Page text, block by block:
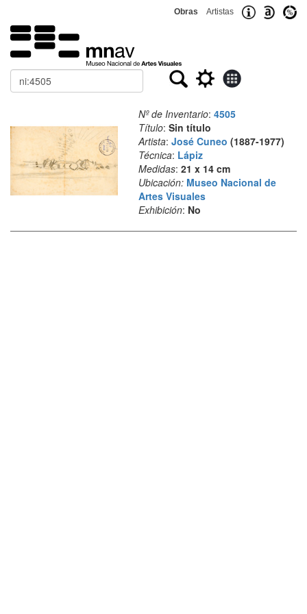
Obras Artistas
Buscar
Nº de Inventario: 4505
Título: Sin título
Artista: José Cuneo (1887-1977)
Técnica: Lápiz
Medidas: 21 x 14 cm
Ubicación: Museo Nacional de
Artes Visuales
Exhibición: No